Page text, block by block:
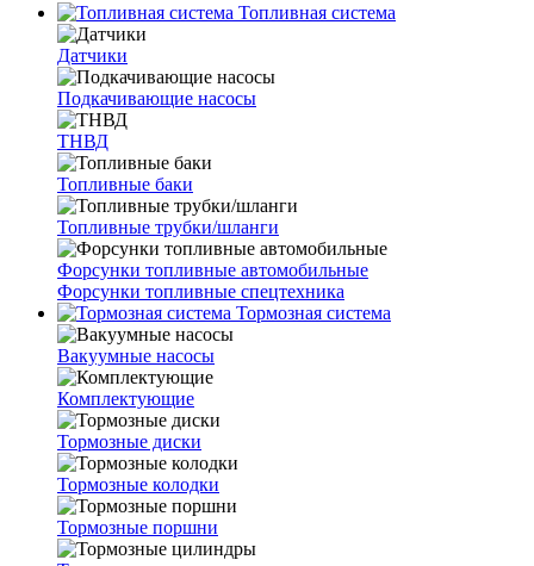
Топливная система
Датчики
Подкачивающие насосы
ТНВД
Топливные баки
Топливные трубки/шланги
Форсунки топливные автомобильные
Форсунки топливные спецтехника
Тормозная система
Вакуумные насосы
Комплектующие
Тормозные диски
Тормозные колодки
Тормозные поршни